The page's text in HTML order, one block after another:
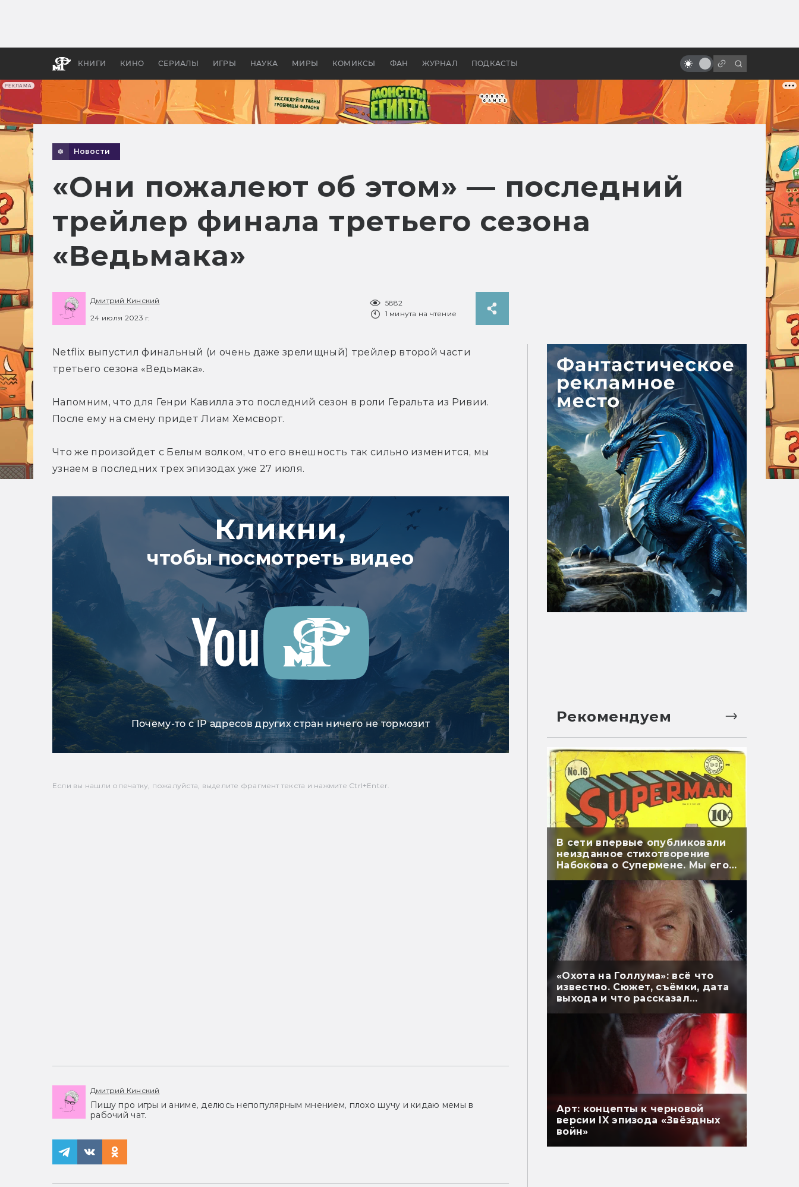
РЕКЛАМА
КНИГИ КИНО СЕРИАЛЫ ИГРЫ НАУКА МИРЫ КОМИКСЫ ФАН ЖУРНАЛ ПОДКАСТЫ
бы «Властелина колец»
Древней Грецией
с Арнольдом Шварценеггером
Новости
«Они пожалеют об этом» — последний
трейлер финала третьего сезона
«Ведьмака»
Дмитрий Кинский
24 июля 2023 г.
5882
1 минута на чтение
Netflix выпустил финальный (и очень даже зрелищный) трейлер второй части
третьего сезона «Ведьмака».
Напомним, что для Генри Кавилла это последний сезон в роли Геральта из Ривии.
После ему на смену придет Лиам Хемсворт.
Что же произойдет с Белым волком, что его внешность так сильно изменится, мы
узнаем в последних трех эпизодах уже 27 июля.
Кликни,
чтобы посмотреть видео
Почему-то с IP адресов других стран ничего не тормозит
Если вы нашли опечатку, пожалуйста, выделите фрагмент текста и нажмите Ctrl+Enter.
Дмитрий Кинский
Пишу про игры и аниме, делюсь непопулярным мнением, плохо шучу и кидаю мемы в
рабочий чат.
Рекомендуем
В сети впервые опубликовали
неизданное стихотворение
Набокова о Супермене. Мы его
перевели
«Охота на Голлума»: всё что
известно. Сюжет, съёмки, дата
выхода и что рассказал
Арт: концепты к черновой
версии IX эпизода «Звёздных
войн»